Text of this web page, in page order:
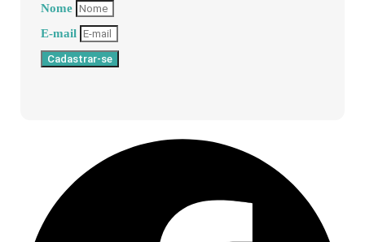
Nome
E-mail
Cadastrar-se